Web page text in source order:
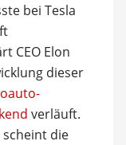
bei Tesla
CEO Elon
dieser
verläuft.
die